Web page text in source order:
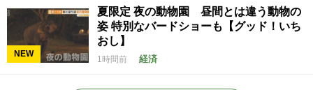
NEW
夏限定 夜の動物園 昼間とは違う動物の
姿 特別なバードショーも【グッド！いち
おし】
1時間前 経済